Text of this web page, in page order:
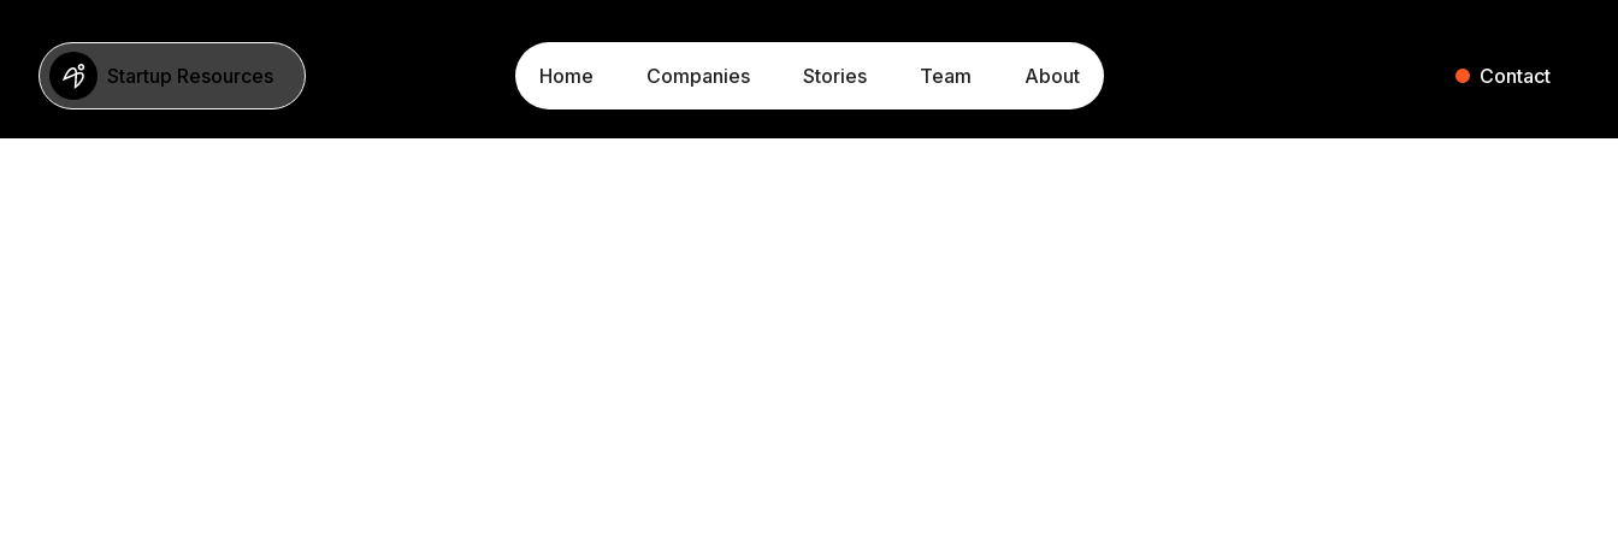
Startup Resources Home Companies Stories Team About Contact